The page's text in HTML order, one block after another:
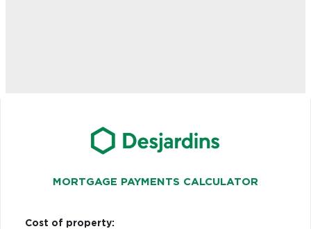
MORTGAGE PAYMENTS CALCULATOR
Cost of property: